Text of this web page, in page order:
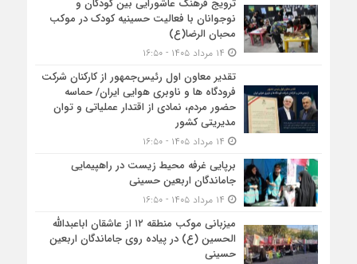
ترویج فرهنگ عاشورایی بین کودکان و
نوجوانان با فعالیت حسینیه کودک در موکب
محبان الرضا(ع)
تقدیر معاون اول رئیس‌جمهور از کارکنان شرکت
فرودگاه ها و ناوبری هوایی ایران/ حماسه
حضور مردم، نمادی از اقتدار عملیاتی و توان
مدیریتی کشور
برپایی غرفه محیط زیست در راهپیمایی
جاماندگان اربعین حسینی
میزبانی موکب منطقه ۱۲ از عاشقان اباعبدالله
الحسین (ع) در پیاده روی جاماندگان اربعین
حسینی